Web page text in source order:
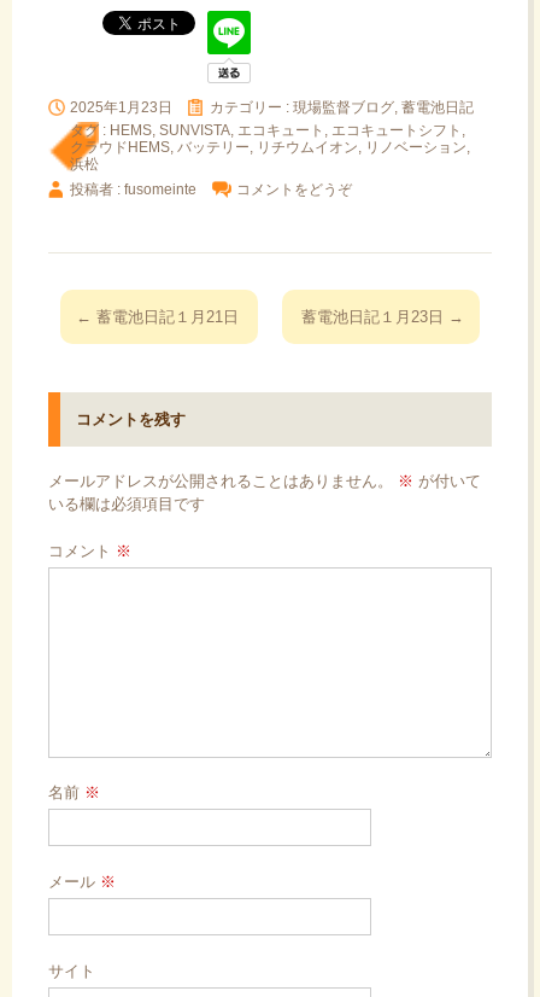
2025年1月23日 カテゴリー : 現場監督ブログ, 蓄電池日記
タグ : HEMS SUNVISTA エコキュート エコキュートシフト
クラウドHEMS バッテリー リチウムイオン リノベーション
浜松
投稿者 : fusomeinte
コメントをどうぞ
投
稿
ビ
ゲ
シ
ン
← 蓄電池日記１月21日 蓄電池日記１月23日 →
コメントを残す
メールアドレスが公開されることはありません。 ※ が付いて
いる欄は必須項目です
コメント ※
名前 ※
メール ※
サイト